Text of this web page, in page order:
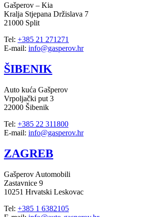
Gašperov – Kia
Kralja Stjepana Držislava 7
21000 Split
Tel: +385 21 271271
E-mail: info@gasperov.hr
ŠIBENIK
Auto kuća Gašperov
Vrpoljački put 3
22000 Šibenik
Tel: +385 22 311800
E-mail: info@gasperov.hr
ZAGREB
Gašperov Automobili
Zastavnice 9
10251 Hrvatski Leskovac
Tel: +385 1 6382105